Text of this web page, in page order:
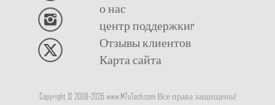
о нас
центр поддержкиr
Отзывы клиентов
Карта сайта
Copyright © 2008-2026 www.MTuTech.com Все права защищены!